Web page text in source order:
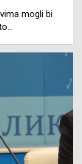
mogli bi